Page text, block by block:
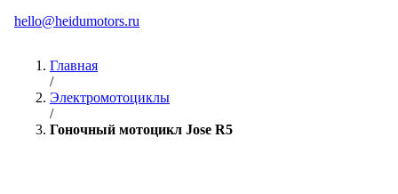
hello@heidumotors.ru
Главная
/
Электромотоциклы
/
Гоночный мотоцикл Jose R5